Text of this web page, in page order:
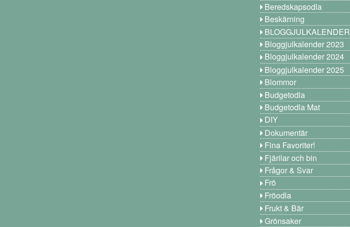
Beredskapsodla
Beskärning
BLOGGJULKALENDER
Bloggjulkalender 2023
Bloggjulkalender 2024
Bloggjulkalender 2025
Blommor
Budgetodla
Budgetodla Mat
DIY
Dokumentär
Fina Favoriter!
Fjärilar och bin
Frågor & Svar
Frö
Fröodla
Frukt & Bär
Grönsaker